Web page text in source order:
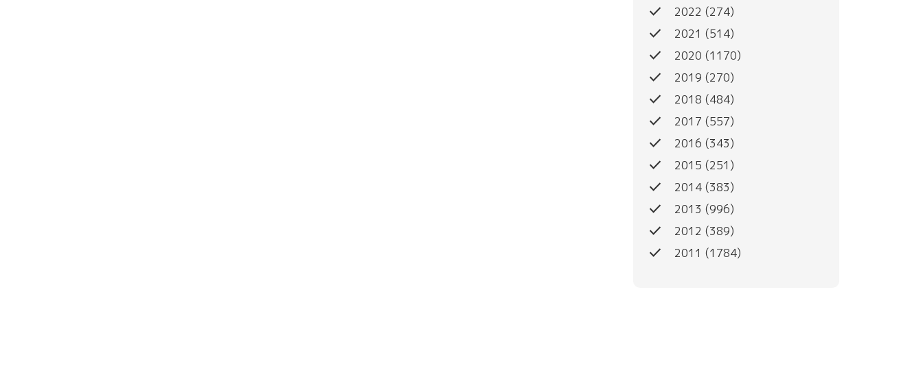
done 2022 (274)
done 2021 (514)
done 2020 (1170)
done 2019 (270)
done 2018 (484)
done 2017 (557)
done 2016 (343)
done 2015 (251)
done 2014 (383)
done 2013 (996)
done 2012 (389)
done 2011 (1784)